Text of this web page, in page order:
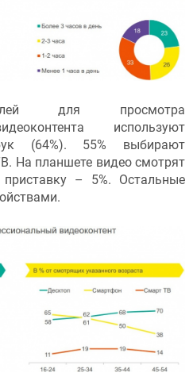
для просмотра
используют
(64%). 55% выбирают
На планшете видео смотрят
– 5%. Остальные